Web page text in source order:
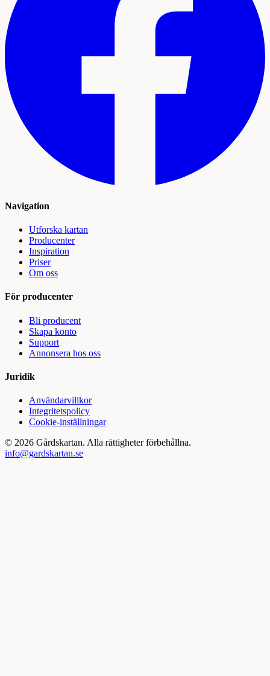
Navigation
Utforska kartan
Producenter
Inspiration
Priser
Om oss
För producenter
Bli producent
Skapa konto
Support
Annonsera hos oss
Juridik
Användarvillkor
Integritetspolicy
Cookie-inställningar
© 2026 Gårdskartan. Alla rättigheter förbehållna.
info@gardskartan.se